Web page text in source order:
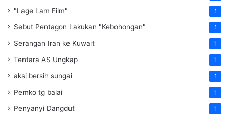
"Lage Lam Film" 1
Sebut Pentagon Lakukan "Kebohongan" 1
Serangan Iran ke Kuwait 1
Tentara AS Ungkap 1
aksi bersih sungai 1
Pemko tg balai 1
Penyanyi Dangdut 1